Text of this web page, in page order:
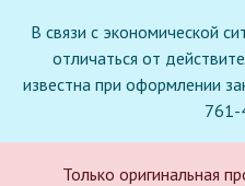
В связи с экономической
отличаться от
известна при оформлении
Только оригинальная